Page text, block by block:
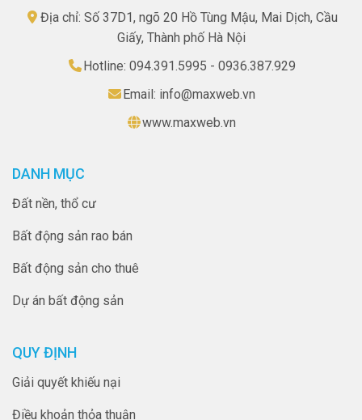
Địa chỉ: Số 37D1, ngõ 20 Hồ Tùng Mậu, Mai Dịch, Cầu
Giấy, Thành phố Hà Nội
Hotline: 094.391.5995 - 0936.387.929
Email: info@maxweb.vn
www.maxweb.vn
DANH MỤC
Đất nền, thổ cư
Bất động sản rao bán
Bất động sản cho thuê
Dự án bất động sản
QUY ĐỊNH
Giải quyết khiếu nại
Điều khoản thỏa thuận